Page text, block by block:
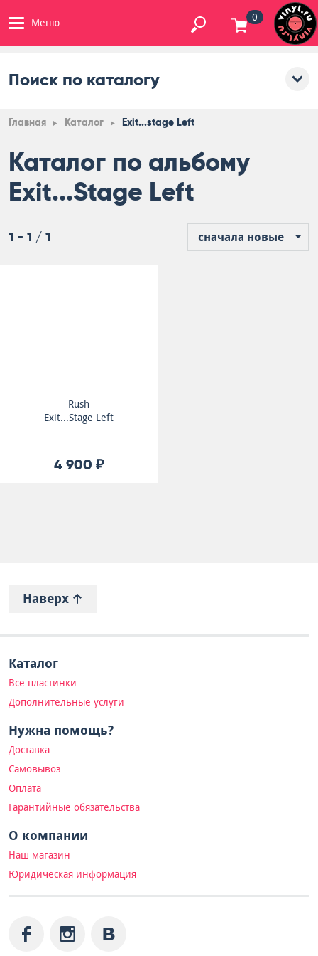
Меню 0
Поиск по каталогу
Главная Каталог Exit...stage Left
Каталог по альбому
Exit...Stage Left
1 - 1 / 1 сначала новые
Rush
Exit...Stage Left
4 900 ₽
Наверх
Каталог
Все пластинки
Дополнительные услуги
Нужна помощь?
Доставка
Самовывоз
Оплата
Гарантийные обязательства
О компании
Наш магазин
Юридическая информация